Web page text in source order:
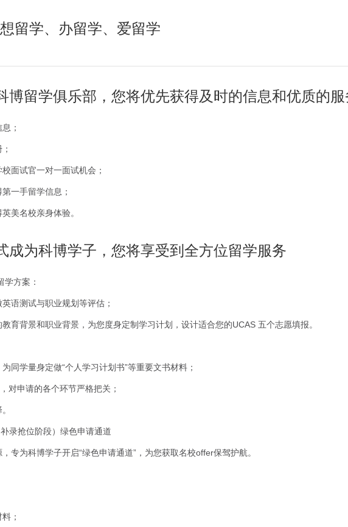
留学、办留学、爱留学
博留学俱乐部，您将优先获得及时的信息和优质的服
；
面试官一对一面试机会；
一手留学信息；
美名校亲身体验。
成为科博学子，您将享受到全方位留学服务
方案：
语测试与职业规划等评估；
育背景和职业背景，为您度身定制学习计划，设计适合您的UCAS 五个志愿填报。
同学量身定做“个人学习计划书”等重要文书材料；
对申请的各个环节严格把关；
录抢位阶段）绿色申请通道
专为科博学子开启“绿色申请通道”，为您获取名校offer保驾护航。
；